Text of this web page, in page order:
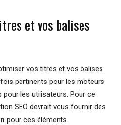
et vos balises
vos titres et vos balises
pertinents pour les moteurs
pour les utilisateurs. Pour ce
SEO devrait vous fournir des
pour ces éléments.